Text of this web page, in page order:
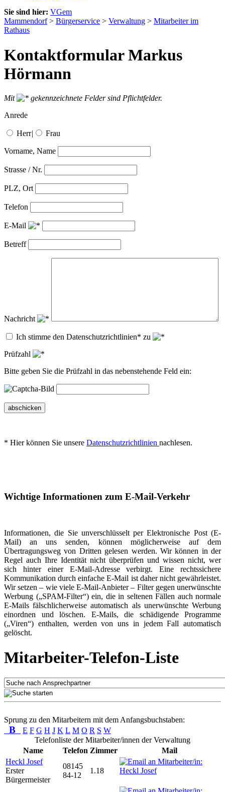
Sie sind hier: VGem
Mammendorf> Bürgerservice > Verwaltung > Mitarbeiter im
Rathaus
Kontaktformular Markus
Hörmann
Mit
gekennzeichnete Felder sind Pflichtfelder.
Anrede
Herr| Frau
Vorname, Name
Strasse / Nr.
PLZ, Ort
Telefon
E-Mail
Betreff
Nachricht
Ich stimme den Datenschutzrichtlinien* zu
Prüfzahl
Bitte geben Sie die Prüfzahl in das nebenstehende Feld ein:
abschicken
* Hier können Sie unsere Datenschutzrichtlinien nachlesen.
Wichtige Informationen zum E-Mail-Verkehr
Informationen, die Sie unverschlüsselt per Elektronische Post (E-
Mail) an uns senden, können möglicherweise auf dem
Übertragungsweg von Dritten gelesen werden. Wir können in der
Regel auch Ihre Identität nicht überprüfen und wissen nicht, wer
sich hinter einer E-Mail-Adresse verbirgt. Eine rechtssichere
Kommunikation durch einfache E-Mail ist daher nicht gewährleistet.
Wir setzen – wie viele E-Mail-Anbieter – Filter gegen unerwünschte
Werbung („SPAM-Filter“) ein, die in seltenen Fällen auch normale
E-Mails fälschlicherweise automatisch als unerwünschte Werbung
einordnen und löschen. E-Mails, die schädigende Programme
(„Viren“) enthalten, werden von uns in jedem Fall automatisch
gelöscht.
Mitarbeiter-Telefon-Liste
Sprung zu den Mitarbeitern mit dem Anfangsbuchstaben:
B E F G H J K L M O R S W
Telefonliste der Mitarbeiter/innen der Verwaltung
Name
Telefon Zimmer
Mail
Heckl Josef
Erster
Bürgermeister
08145
84-12
1.18